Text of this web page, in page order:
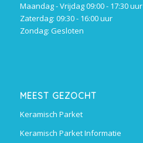
Maandag - Vrijdag 09:00 - 17:30 uur
Zaterdag: 09:30 - 16:00 uur
Zondag: Gesloten
MEEST GEZOCHT
Keramisch Parket
Keramisch Parket Informatie